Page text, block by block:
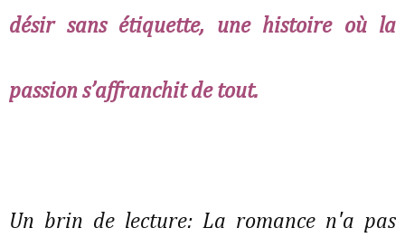
désir sans étiquette, une histoire où la
passion s’affranchit de tout.
Un brin de lecture: La romance n'a pas